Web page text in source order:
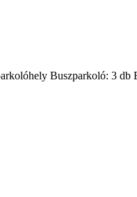
Buszparkoló: 3 db